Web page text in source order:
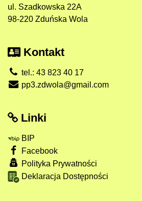
ul. Szadkowska 22A
98-220 Zduńska Wola
Kontakt
tel.: 43 823 40 17
pp3.zdwola@gmail.com
Linki
BIP
Facebook
Polityka Prywatności
Deklaracja Dostępności